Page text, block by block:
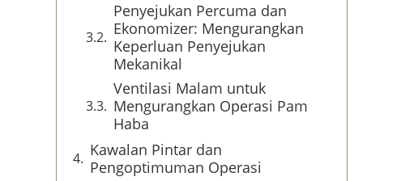
Penyejukan Percuma dan
Ekonomizer: Mengurangkan
Keperluan Penyejukan
Mekanikal
Ventilasi Malam untuk
Mengurangkan Operasi Pam
Haba
Kawalan Pintar dan
Pengoptimuman Operasi